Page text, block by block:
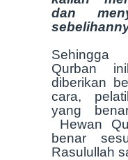
dan
Qurban
diberikan
cara,
yang
Hewan
benar
Rasulullah